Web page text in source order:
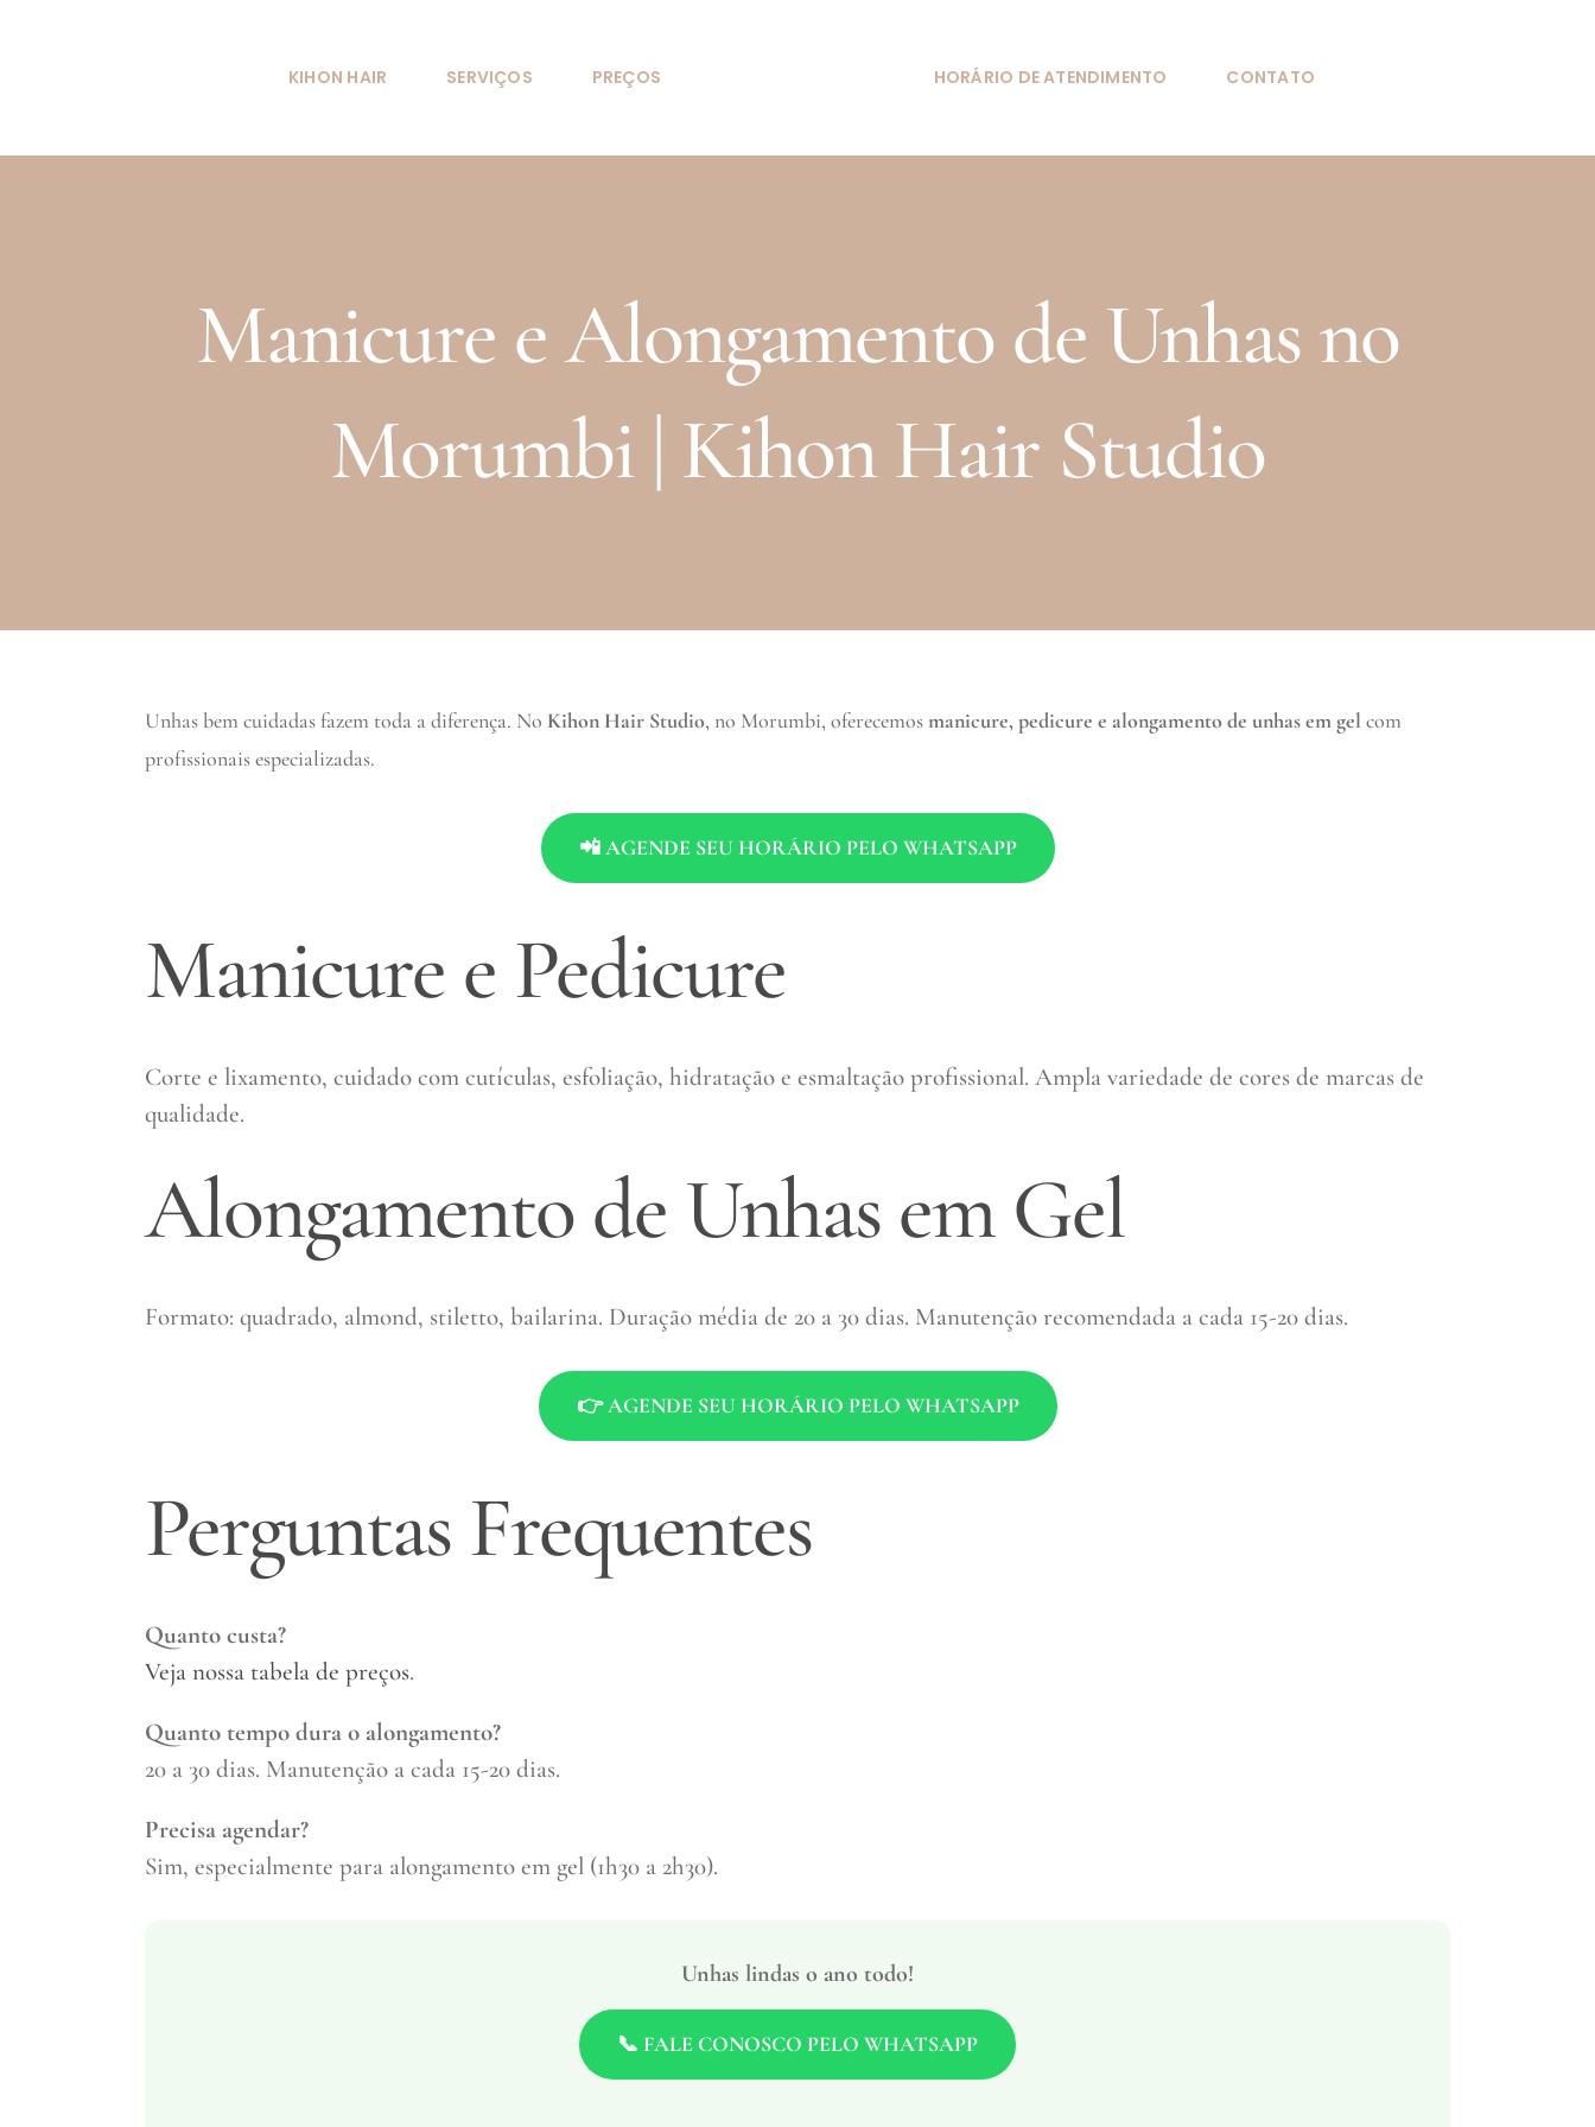
KIHON HAIR SERVIÇOS PREÇOS HORÁRIO DE ATENDIMENTO CONTATO
Manicure e Alongamento de Unhas no
Morumbi | Kihon Hair Studio
Unhas bem cuidadas fazem toda a diferença. No Kihon Hair Studio, no Morumbi, oferecemos manicure, pedicure e alongamento de unhas em gel com
profissionais especializadas.
📲 AGENDE SEU HORÁRIO PELO WHATSAPP
Manicure e Pedicure
Corte e lixamento, cuidado com cutículas, esfoliação, hidratação e esmaltação profissional. Ampla variedade de cores de marcas de
qualidade.
Alongamento de Unhas em Gel
Formato: quadrado, almond, stiletto, bailarina. Duração média de 20 a 30 dias. Manutenção recomendada a cada 15-20 dias.
👉 AGENDE SEU HORÁRIO PELO WHATSAPP
Perguntas Frequentes
Quanto custa?
Veja nossa tabela de preços.
Quanto tempo dura o alongamento?
20 a 30 dias. Manutenção a cada 15-20 dias.
Precisa agendar?
Sim, especialmente para alongamento em gel (1h30 a 2h30).
Unhas lindas o ano todo!
📞 FALE CONOSCO PELO WHATSAPP